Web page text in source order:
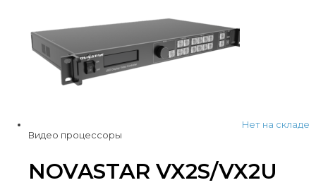
Нет на складе
Видео процессоры
NOVASTAR VX2S/VX2U